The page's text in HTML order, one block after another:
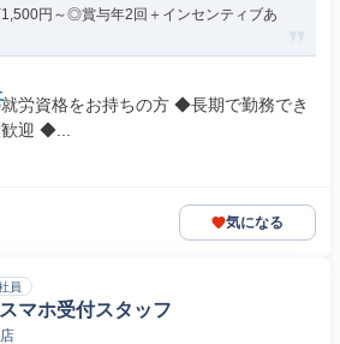
円～◎賞与年2回＋インセンティブあ
労資格をお持ちの方 ◆長期で勤務でき
迎 ◆...
気になる
員
マホ受付スタッフ